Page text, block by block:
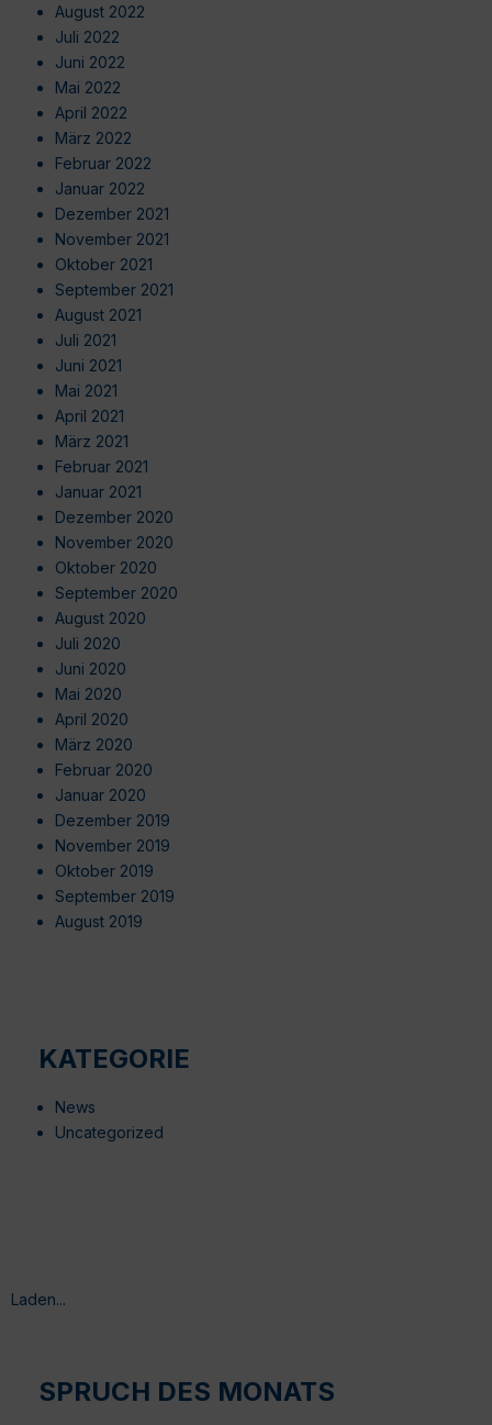
August 2022
Juli 2022
Juni 2022
Mai 2022
April 2022
März 2022
Februar 2022
Januar 2022
Dezember 2021
November 2021
Oktober 2021
September 2021
August 2021
Juli 2021
Juni 2021
Mai 2021
April 2021
März 2021
Februar 2021
Januar 2021
Dezember 2020
November 2020
Oktober 2020
September 2020
August 2020
Juli 2020
Juni 2020
Mai 2020
April 2020
März 2020
Februar 2020
Januar 2020
Dezember 2019
November 2019
Oktober 2019
September 2019
August 2019
KATEGORIE
News
Uncategorized
Laden...
SPRUCH DES MONATS